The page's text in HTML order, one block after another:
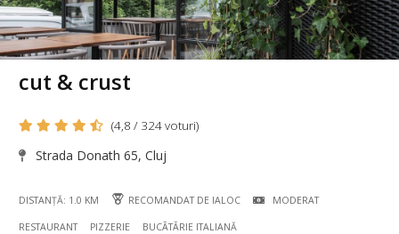
cut & crust
(4,8 / 324 voturi)
Strada Donath 65, Cluj
DISTANȚĂ: 1.0 KM RECOMANDAT DE IALOC MODERAT
RESTAURANT PIZZERIE BUCÃTÃRIE ITALIANĂ